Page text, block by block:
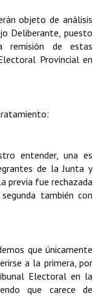
objeto de análisis
Deliberante, puesto
remisión de estas
Provincial en
entender, una es
de la Junta y
previa fue rechazada
también con
que únicamente
a la primera, por
Electoral en la
que carece de